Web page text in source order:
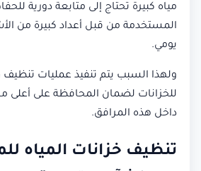
مياه كبيرة تحتاج إلى متابعة دورية
المستخدمة من قبل أعداد كبيرة من
يومي.
ولهذا السبب يتم تنفيذ عمليات
للخزانات لضمان المحافظة على أعلى
داخل هذه المرافق.
تنظيف خزانات المياه